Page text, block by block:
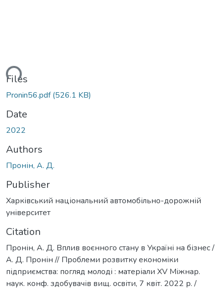
Files
Pronin56.pdf(526.1 KB)
Date
2022
Authors
Пронін, А. Д.
Publisher
Харківський національний автомобільно-дорожній
університет
Citation
Пронін, А. Д. Вплив воєнного стану в Україні на бізнес /
А. Д. Пронін // Проблеми розвитку економіки
підприємства: погляд молоді : матеріали XV Міжнар.
наук. конф. здобувачів вищ. освіти, 7 квіт. 2022 р. /